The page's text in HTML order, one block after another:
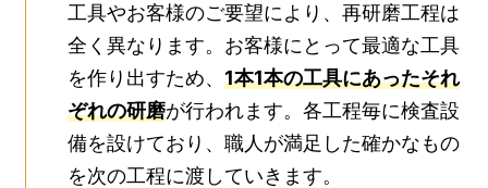
工具やお客様のご要望により、再研磨工程は
全く異なります。お客様にとって最適な工具
を作り出すため、 1本1本の工具にあったそれ
ぞれの研磨が行われます。各工程毎に検査設
備を設けており、職人が満足した確かなもの
を次の工程に渡していきます。